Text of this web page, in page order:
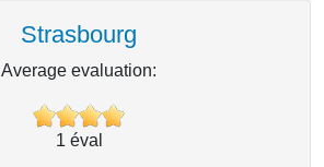
Strasbourg
Average evaluation:
1 éval